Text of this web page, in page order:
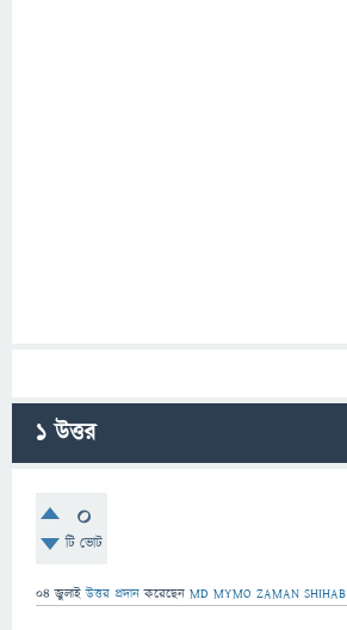
1উত্তর
0
টি ভোট
04 জুলাই উত্তর প্রদান করেছেন MD MYMO ZAMAN SHIHAB